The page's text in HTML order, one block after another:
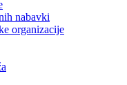
nabavki
organizacije